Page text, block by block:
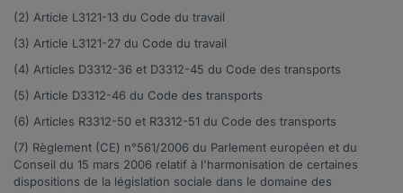
(2) Article L3121-13 du Code du travail
(3) Article L3121-27 du Code du travail
(4) Articles D3312-36 et D3312-45 du Code des transports
(5) Article D3312-46 du Code des transports
(6) Articles R3312-50 et R3312-51 du Code des transports
(7) Règlement (CE) n°561/2006 du Parlement européen et du
Conseil du 15 mars 2006 relatif à l'harmonisation de certaines
dispositions de la législation sociale dans le domaine des